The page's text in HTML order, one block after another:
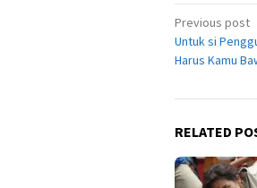
Post
Previous post
Untuk si
Harus Kamu
RELATED